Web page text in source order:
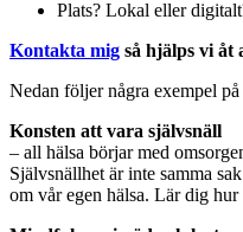
Plats? Lokal eller
Kontakta mig så hjälps vi åt
Nedan följer några exempel
Konsten att vara självsnäll
– all hälsa börjar med
Självsnällhet är inte samma
om vår egen hälsa. Lär dig